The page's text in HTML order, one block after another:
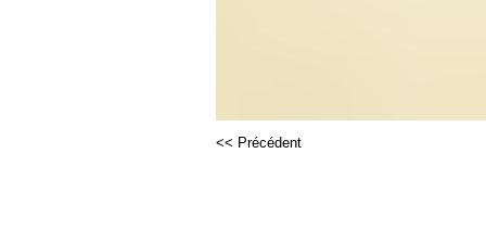
<< Précédent